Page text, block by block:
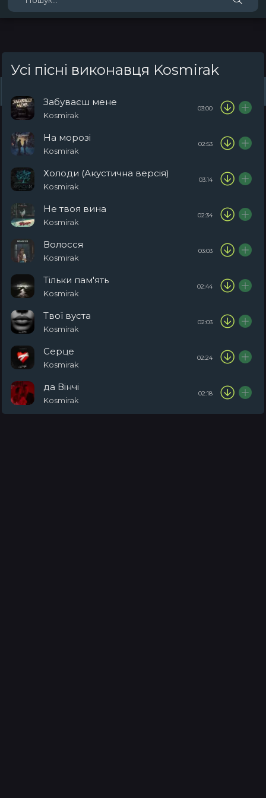
Жанри Виконавці
Усі пісні виконавця Kosmirak
Забуваєш мене
Kosmirak
03:00
На морозі
Kosmirak
02:53
Холоди (Акустична версія)
Kosmirak
03:14
Не твоя вина
Kosmirak
02:34
Волосся
Kosmirak
03:03
Тільки пам'ять
Kosmirak
02:44
Твої вуста
Kosmirak
02:03
Серце
Kosmirak
02:24
да Вінчі
Kosmirak
02:18